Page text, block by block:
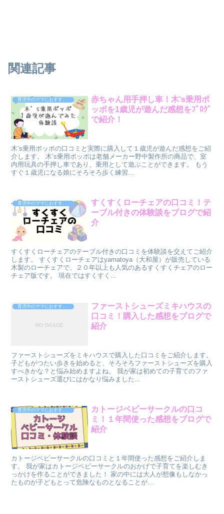
関連記事
育児中のママにおすすめの商品
赤ちゃん用手押し車！木’s乗用ポ
ッポを1歳児が遊んだ感想をﾌﾞﾛｸﾞ
で紹介！
木’s乗用ポッポの口コミと実際に購入して１歳児が遊んだ感想をご紹
介します。 木’s乗用ポッポは老舗メーカー野中製作所の商品で、室
内用玩具の手押し車であり、乗用として遊ぶことができます。 もう
すぐ１歳児になる娘にそろそろ歩く練習...
すくすくローチェアの口コミ！テ
ーブル付きの体験談をブログで紹
介
すくすくローチェアのテーブル付きの口コミを体験談を交えてご紹介
します。 すくすくローチェアはyamatoya（大和屋）が販売している
木製のローチェアで、２０年以上も人気のあるすくすくチェアのロー
チェア版です。 現在ではすくすく...
育児中のママにおすすめの商品
ファーストシューズミキハウスの
口コミ！購入した感想をブログで
紹介
ファーストシューズをミキハウスで購入した口コミをご紹介します。
子どもがつたい歩きを始めると、そろそろファーストシューズを購入
すべきかな？と悩み始めますよね。 我が家は初めての子育てのファ
ーストシューズ選びにはかなり悩みました...
カトージベビーサークルの口コ
ミ！１年間使った感想をブログで
紹介
カトージベビーサークルの口コミと１年間使った感想をご紹介しま
す。 我が家はカトージベビーサークルのおかげで子育てを楽しむき
っかけを作ることができました！ 家の中には大人が想像もしなかっ
たものが子どもとって危険なものとなることが...